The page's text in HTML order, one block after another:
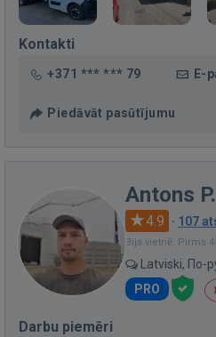
Kontakti
+371 *** *** 79 E-
Piedāvāt pasūtījumu
Antons P.
4.9 · 107
Bija vietnē: Pirms
Latviski, По-
PRO
Darbu piemēri